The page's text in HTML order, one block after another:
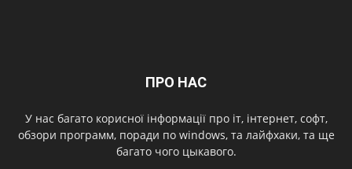
ПРО НАС
У нас багато корисної інформації про іт, інтернет, софт,
обзори программ, поради по windows, та лайфхаки, та ще
багато чого цыкавого.